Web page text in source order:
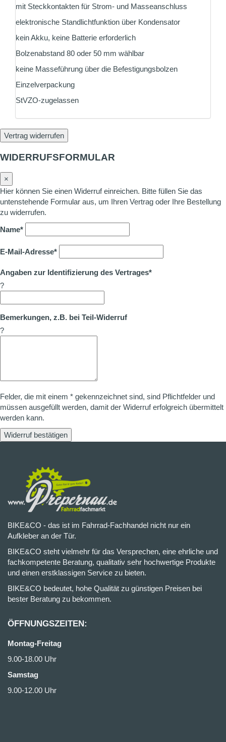
mit Steckkontakten für Strom- und Masseanschluss
elektronische Standlichtfunktion über Kondensator
kein Akku, keine Batterie erforderlich
Bolzenabstand 80 oder 50 mm wählbar
keine Masseführung über die Befestigungsbolzen
Einzelverpackung
StVZO-zugelassen
Vertrag widerrufen
WIDERRUFSFORMULAR
×
Hier können Sie einen Widerruf einreichen. Bitte füllen Sie das
untenstehende Formular aus, um Ihren Vertrag oder Ihre Bestellung
zu widerrufen.
Name*
E-Mail-Adresse*
Angaben zur Identifizierung des Vertrages*
?
Bemerkungen, z.B. bei Teil-Widerruf
?
Felder, die mit einem * gekennzeichnet sind, sind Pflichtfelder und
müssen ausgefüllt werden, damit der Widerruf erfolgreich übermittelt
werden kann.
Widerruf bestätigen
BIKE&CO - das ist im Fahrrad-Fachhandel nicht nur ein
Aufkleber an der Tür.
BIKE&CO steht vielmehr für das Versprechen, eine ehrliche und
fachkompetente Beratung, qualitativ sehr hochwertige Produkte
und einen erstklassigen Service zu bieten.
BIKE&CO bedeutet, hohe Qualität zu günstigen Preisen bei
bester Beratung zu bekommen.
ÖFFNUNGSZEITEN:
Montag-Freitag
9.00-18.00 Uhr
Samstag
9.00-12.00 Uhr